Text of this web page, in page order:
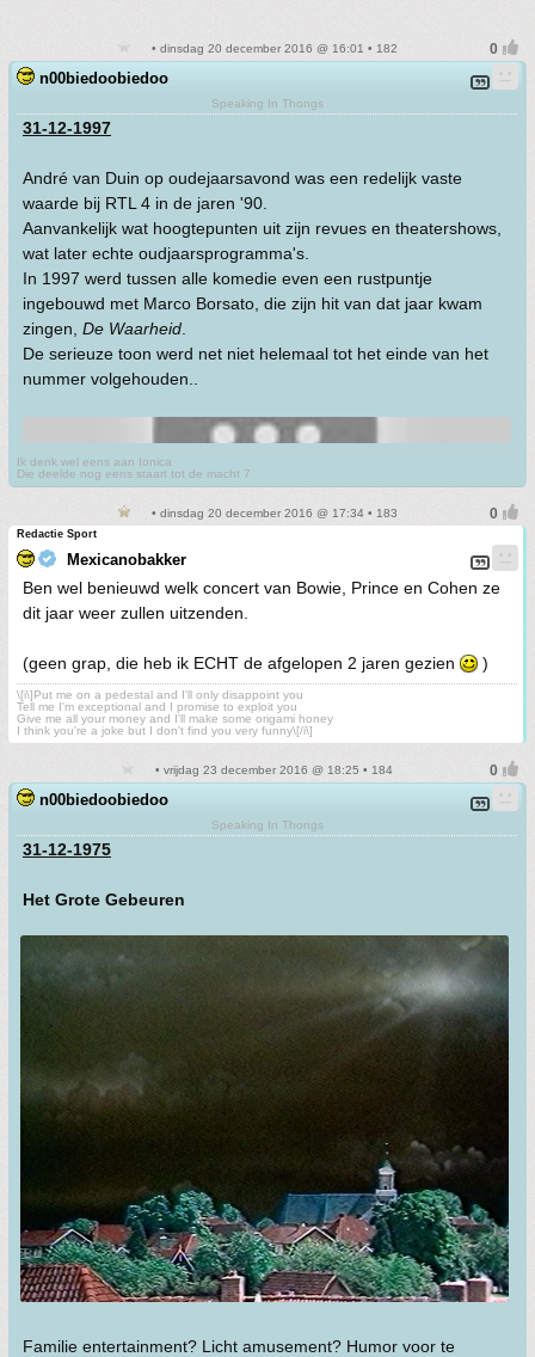
• dinsdag 20 december 2016 @ 16:01 • 182
n00biedoobiedoo
Speaking In Thongs
31-12-1997
André van Duin op oudejaarsavond was een redelijk vaste
waarde bij RTL 4 in de jaren '90.
Aanvankelijk wat hoogtepunten uit zijn revues en theatershows,
wat later echte oudjaarsprogramma's.
In 1997 werd tussen alle komedie even een rustpuntje
ingebouwd met Marco Borsato, die zijn hit van dat jaar kwam
zingen, De Waarheid
De serieuze toon werd net niet helemaal tot het einde van het
nummer volgehouden..
Ik denk wel eens aan Ionica
Die deelde nog eens staart tot de macht 7
• dinsdag 20 december 2016 @ 17:34 • 183
Redactie Sport
Mexicanobakker
Ben wel benieuwd welk concert van Bowie, Prince en Cohen ze
dit jaar weer zullen uitzenden.
(geen grap, die heb ik ECHT de afgelopen 2 jaren gezien )
\[i\]Put me on a pedestal and I'll only disappoint you
Tell me I'm exceptional and I promise to exploit you
Give me all your money and I'll make some origami honey
I think you're a joke but I don't find you very funny\[/i\]
• vrijdag 23 december 2016 @ 18:25 • 184
n00biedoobiedoo
Speaking In Thongs
31-12-1975
Het Grote Gebeuren
Familie entertainment? Licht amusement? Humor voor te